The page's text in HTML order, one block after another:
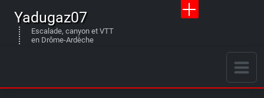
Yadugaz07
Escalade, canyon et VTT
en Drôme-Ardèche